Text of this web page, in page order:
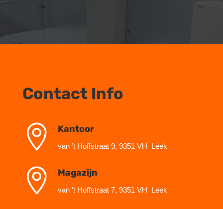
Contact Info
 Kantoor
van ’t Hoffstraat 9, 9351 VH Leek
 Magazijn
van ’t Hoffstraat 7, 9351 VH Leek